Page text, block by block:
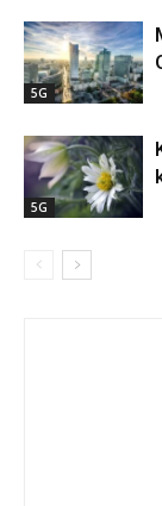
5G
5G